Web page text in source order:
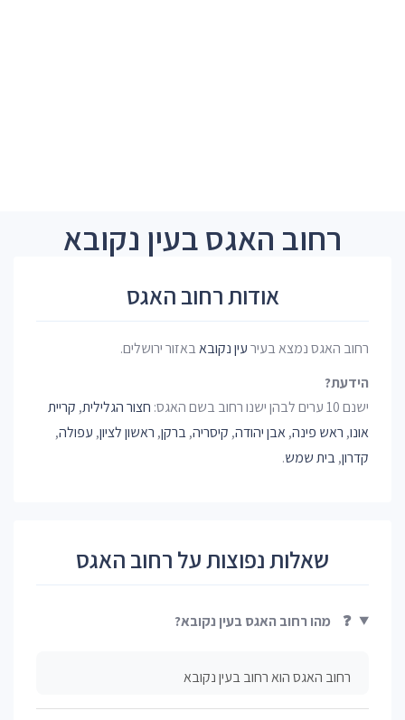
רחוב האגס בעין נקובא
אודות רחוב האגס
רחוב האגס נמצא בעירעין נקובאבאזור ירושלים.
הידעת?
ישנם 10 ערים לבהן ישנו רחוב בשם האגס:
חצור הגלילית, קריית
אונו, ראש פינה,אבן יהודה, קיסריה,ברקן, ראשון לציון, עפולה,
קדרון,בית שמש.
שאלות נפוצות על רחוב האגס
❓ מהו רחוב האגס בעין נקובא?
רחוב האגס הוא רחוב בעין נקובא